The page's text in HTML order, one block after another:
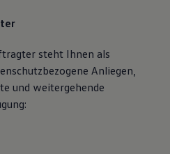
steht Ihnen als
Anliegen,
und weitergehende